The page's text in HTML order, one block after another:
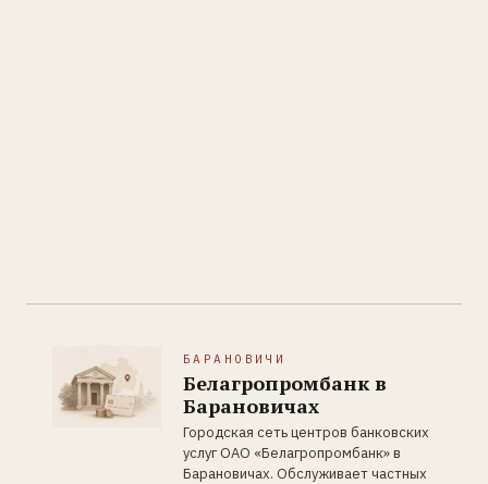
БАРАНОВИЧИ
Белагропромбанк в
Барановичах
Городская сеть центров банковских
услуг ОАО «Белагропромбанк» в
Барановичах. Обслуживает частных